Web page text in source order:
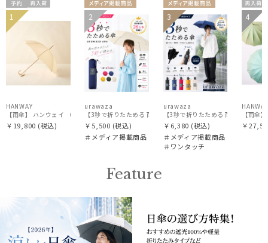
予約 再入
WOME
N
1
HANWAY
【雨傘】 ハンウェイ （HANWAY） Couturier クチュリエ 長傘 日本製
￥19,800 (税込)
メディア掲
載商品
UNISE
X
2
urawaza
【3秒で折りたためる 雨傘】urawaza(ウラワザ) slim 55cmUV
￥5,500 (税込)
＃メディア掲載商品
メディア掲
載商品
UNISE
X
3
urawaza
【3秒で折りたためる 雨傘】
￥6,380 (税込)
＃メディア掲載商品
＃ワンタッチ
再入
荷
4
HANWAY
【雨傘
￥
Feature